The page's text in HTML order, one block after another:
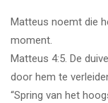
Matteus noemt die
moment.
Matteus 4:5. De
door hem te
“Spring van het